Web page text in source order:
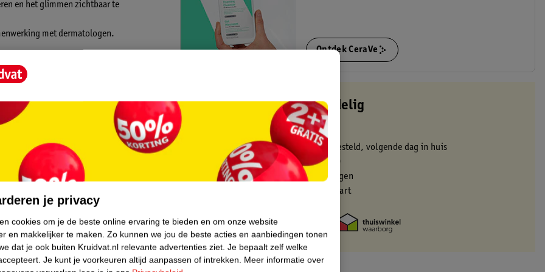
en het glimmen zichtbaar te
met dermatologen.
effectief onzuiverheden en
puistjes te helpen
zacht en glad aan te laten voelen.
voorkomen
Ontdek CeraVe
Kruidvat is altijd voordelig
Gratis ophalen in de winkel
Op werkdagen voor 22:00 uur besteld, volgende dag in huis
Gratis thuisbezorgd vanaf 50.00
Gratis retourneren binnen 30 dagen
Gratis punten met je Kruidvat kaart
je privacy
cookies om je de beste online ervaring te bieden en om onze website
en makkelijker te maken. Zo kunnen we jou de beste acties en aanbiedingen tonen
dat je ook buiten Kruidvat.nl relevante advertenties ziet. Je bepaalt zelf welke
Je kunt je voorkeuren altijd aanpassen of intrekken. Meer informatie over